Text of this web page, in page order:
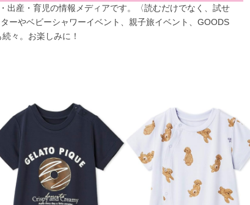
出産・育児の情報メディアです。〈読むだけでなく、試せ
ーやベビーシャワーイベント、親子旅イベント、GOODS
々。お楽しみに！